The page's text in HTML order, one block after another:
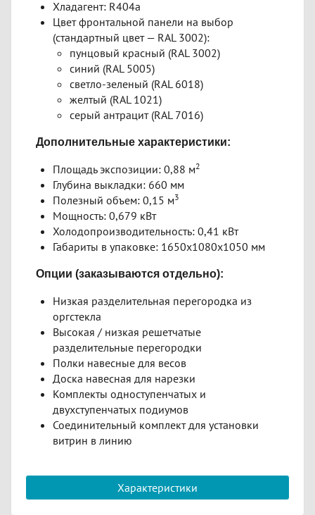
Хладагент: R404a
Цвет фронтальной панели на выбор
(стандартный цвет — RAL 3002):
пунцовый красный (RAL 3002)
синий (RAL 5005)
светло-зеленый (RAL 6018)
желтый (RAL 1021)
серый антрацит (RAL 7016)
Дополнительные характеристики:
Площадь экспозиции: 0,88 м2
Глубина выкладки: 660 мм
Полезный объем: 0,15 м3
Мощность: 0,679 кВт
Холодопроизводительность: 0,41 кВт
Габариты в упаковке: 1650х1080х1050 мм
Опции (заказываются отдельно):
Низкая разделительная перегородка из
оргстекла
Высокая / низкая решетчатые
разделительные перегородки
Полки навесные для весов
Доска навесная для нарезки
Комплекты одноступенчатых и
двухступенчатых подиумов
Соединительный комплект для установки
витрин в линию
Характеристики